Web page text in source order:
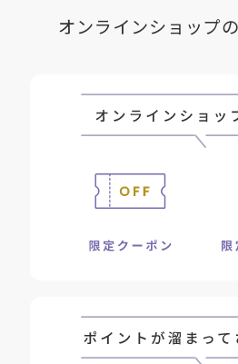
オンラインショップ